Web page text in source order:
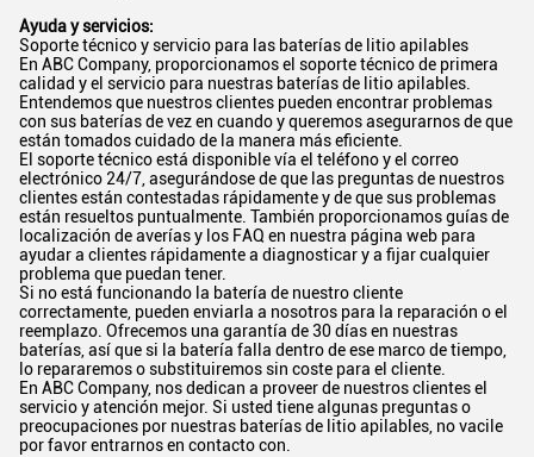
Ayuda y servicios:
Soporte técnico y servicio para las baterías de litio apilables
En ABC Company, proporcionamos el soporte técnico de primera
calidad y el servicio para nuestras baterías de litio apilables.
Entendemos que nuestros clientes pueden encontrar problemas
con sus baterías de vez en cuando y queremos asegurarnos de que
están tomados cuidado de la manera más eficiente.
El soporte técnico está disponible vía el teléfono y el correo
electrónico 24/7, asegurándose de que las preguntas de nuestros
clientes están contestadas rápidamente y de que sus problemas
están resueltos puntualmente. También proporcionamos guías de
localización de averías y los FAQ en nuestra página web para
ayudar a clientes rápidamente a diagnosticar y a fijar cualquier
problema que puedan tener.
Si no está funcionando la batería de nuestro cliente
correctamente, pueden enviarla a nosotros para la reparación o el
reemplazo. Ofrecemos una garantía de 30 días en nuestras
baterías, así que si la batería falla dentro de ese marco de tiempo,
lo repararemos o substituiremos sin coste para el cliente.
En ABC Company, nos dedican a proveer de nuestros clientes el
servicio y atención mejor. Si usted tiene algunas preguntas o
preocupaciones por nuestras baterías de litio apilables, no vacile
por favor entrarnos en contacto con.